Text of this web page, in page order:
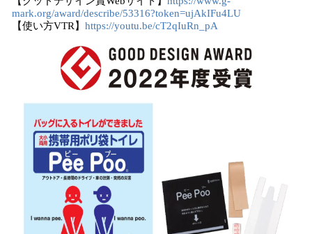
mark.org/award/describe/53316?token=ujAkIFu4LU
【使い方VTR】 https://youtu.be/cT2qIuRn_pA